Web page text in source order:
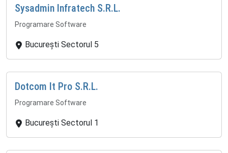
Sysadmin Infratech S.R.L.
Programare Software
București Sectorul 5
Dotcom It Pro S.R.L.
Programare Software
București Sectorul 1